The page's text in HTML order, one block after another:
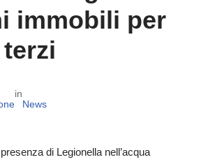
immobili per
in
News
di Legionella nell’acqua